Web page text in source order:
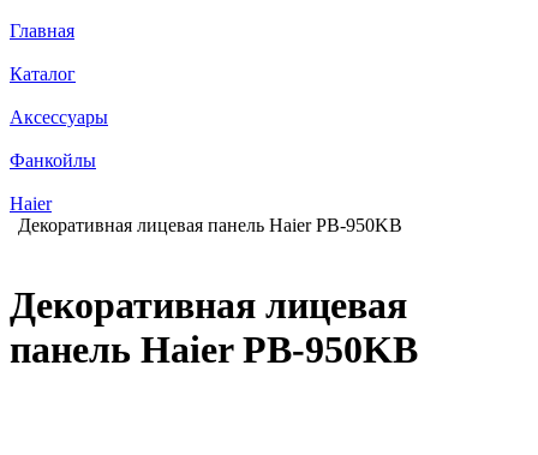
Главная
Каталог
Аксессуары
Фанкойлы
Haier
Декоративная лицевая панель Haier PB-950KB
Декоративная лицевая
панель Haier PB-950KB